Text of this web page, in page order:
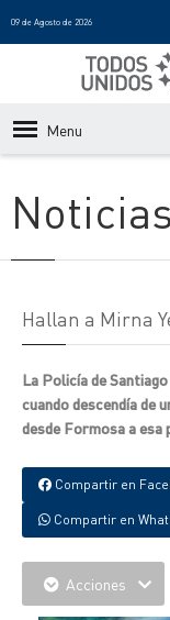
09 de Agosto de 2026
Menu
Noticias
Hallan a Mirna
La Policía de
cuando descendía de
desde Formosa a esa
Compartir en
Compartir en
Acciones